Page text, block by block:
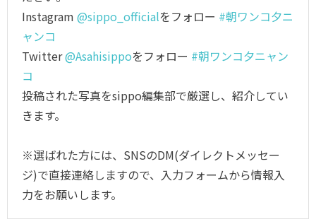
Instagram @sippo_officialをフォロー #朝ワンコ夕ニ
ャンコ
Twitter@Asahisippoをフォロー #朝ワンコ夕ニャン
コ
投稿された写真をsippo編集部で厳選し、紹介してい
きます。
※選ばれた方には、SNSのDM(ダイレクトメッセー
ジ)で直接連絡しますので、入力フォームから情報入
力をお願いします。